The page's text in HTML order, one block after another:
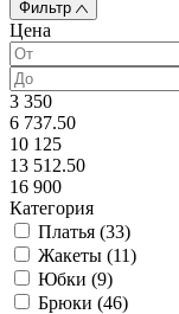
Фильтр
Цена
3 350
6 737.50
10 125
13 512.50
16 900
Категория
Платья (33)
Жакеты (11)
Юбки (9)
Брюки (46)